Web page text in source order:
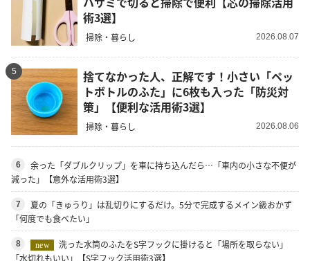
術3選】
掃除・暮らし 2026.08.07
5
捨てなかった人、正解です！小さい「ペッ
トボトルのふた」に6枚も入った「防災対
策」【便利な活用術3選】
掃除・暮らし 2026.08.06
6
余った「ダブルクリップ」を車に持ち込んだら…「車内の小さな不便が
減った」【意外な活用術3選】
7
夏の「きゅうり」は乱切りにするだけ。5分で完成するメイン級おかず
「何度でも食べたい」
8 new
洗った水筒のふたをS字フックに掛けると「場所を取らない」
「水切れもいい」【S字フック活用術3選】